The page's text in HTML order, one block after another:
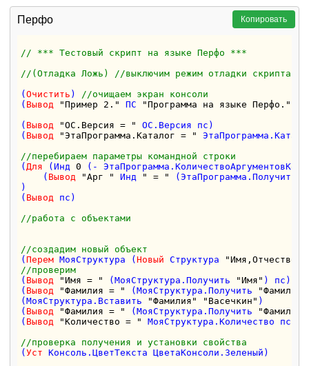
Перфо Копировать
// *** Тестовый скрипт на языке Перфо ***
//(Отладка Ложь) //выключим режим отладки скрипта,
(Очистить )
//очищаем экран консоли
( Вывод "Пример 2." ПС "Программа на языке Перфо."
( Вывод "ОС.Версия = "
ОС.Версия пс)
( Вывод "ЭтаПрограмма.Каталог = "
//перебираем параметры командной строки
( Для (Инд 0 (-
    (
Вывод "Арг " Инд " = "
)
( Вывод пс)
//работа с объектами
//создадим новый объект
(Перем МояСтруктура (Новый Структура
//проверим
( Вывод "Имя = " (МояСтруктура.Получить "Имя" ) пс)
( Вывод "Фамилия = " (МояСтруктура.Получить "Фамилия"
(МояСтруктура.Вставить
"Фамилия" "Васечкин" )
( Вывод "Фамилия = " (МояСтруктура.Получить "Фамилия"
( Вывод "Количество = "
МояСтруктура.Количество пс)
//проверка получения и установки свойства
(Уст Консоль.ЦветТекста ЦветаКонсоли.Зеленый)